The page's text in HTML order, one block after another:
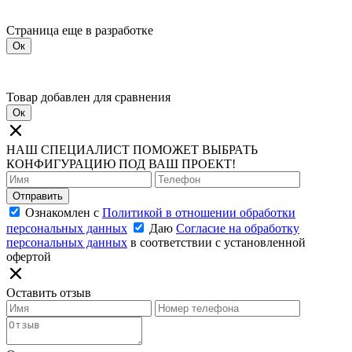
Страница еще в разработке
Ок
Товар добавлен для сравнения
Ок
НАШ СПЕЦИАЛИСТ ПОМОЖЕТ ВЫБРАТЬ
КОНФИГУРАЦИЮ ПОД ВАШ ПРОЕКТ!
Отправить
Ознакомлен с Политикой в отношении обработки
персональных данных
Даю Согласие на обработку
персональных данных в соответствии с установленной
офертой
Оставить отзыв